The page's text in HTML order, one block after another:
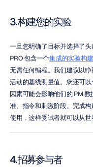
3. 构建您的实验
一旦您明确了目标并选择了头
PRO 包含一个集成的实验构
无需任何编程。我们建议以
活动的基线测量值。您还可
因素可能会影响他们的 PM
准、指令和刺激阶段。完成
使用，这样受试者就可以从世
4. 招募参与者